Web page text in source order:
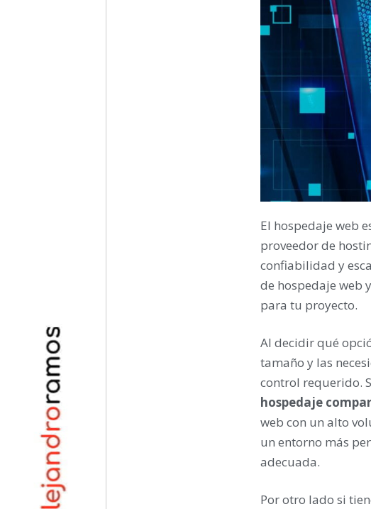
El hospedaje web
proveedor de
confiabilidad y
de hospedaje web
para tu proyecto.
Al decidir qué
tamaño y las
control requerido.
hospedaje
web con un alto
un entorno más
adecuada.
Por otro lado si